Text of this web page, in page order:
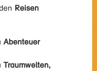
Reisen
Abenteuer
Traumwelten,